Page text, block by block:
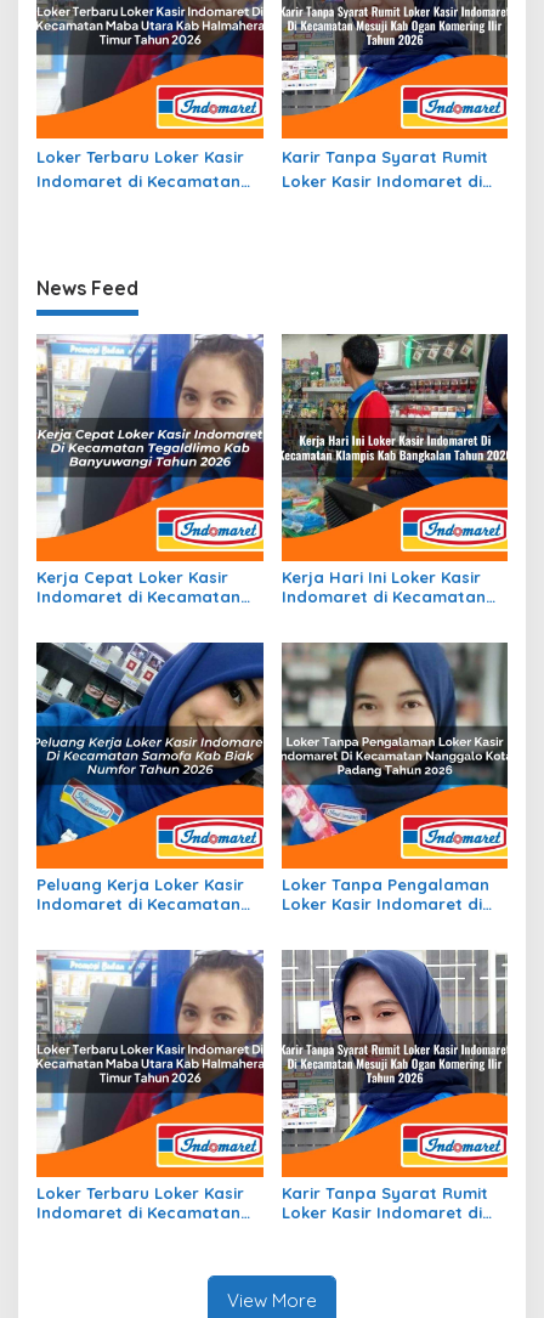
Loker Terbaru Loker Kasir
Indomaret di Kecamatan
Karir Tanpa Syarat Rumit
Loker Kasir Indomaret di
News Feed
Kerja Cepat Loker Kasir
Indomaret di Kecamatan
Kerja Hari Ini Loker Kasir
Indomaret di Kecamatan
Peluang Kerja Loker Kasir
Indomaret di Kecamatan
Loker Tanpa Pengalaman
Loker Kasir Indomaret di
Loker Terbaru Loker Kasir
Indomaret di Kecamatan
Karir Tanpa Syarat Rumit
Loker Kasir Indomaret di
View More